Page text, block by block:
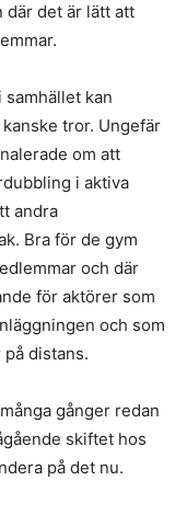
där det är lätt att
kan
tror. Ungefär
om att
i aktiva
andra
Bra för de gym
och där
för aktörer som
och som
distans.
gånger redan
skiftet hos
på det nu.